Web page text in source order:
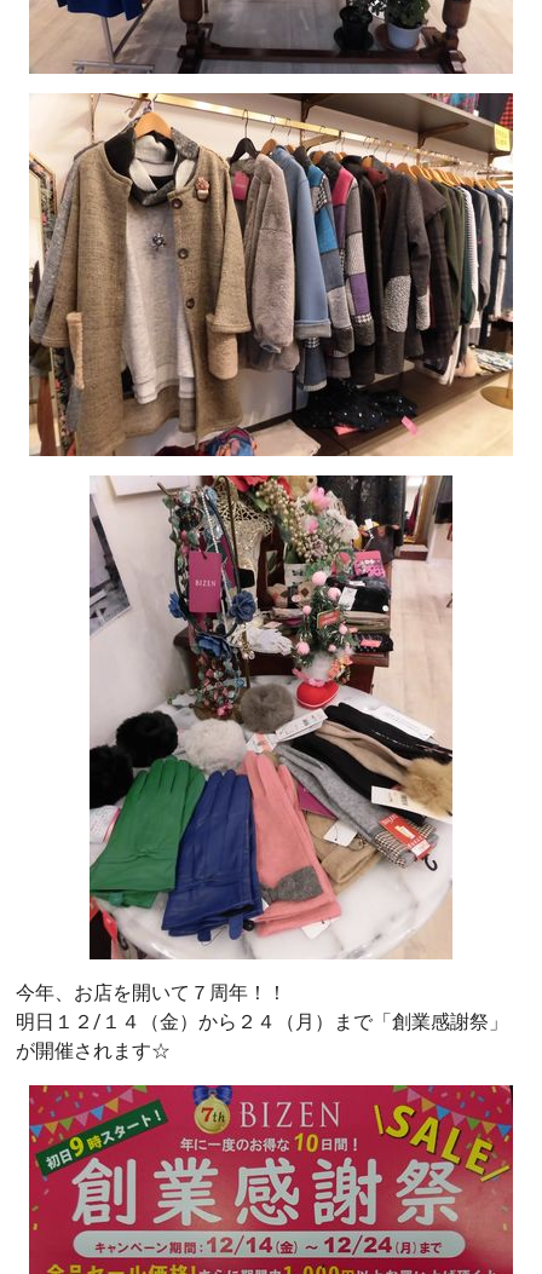
今年、お店を開いて７周年！！
明日１２/１４（金）から２４（月）まで「創業感謝祭」
が開催されます☆